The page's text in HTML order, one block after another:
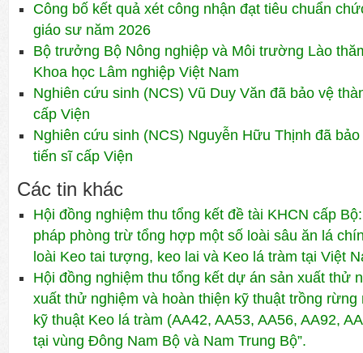
Công bố kết quả xét công nhận đạt tiêu chuẩn
giáo sư năm 2026
Bộ trưởng Bộ Nông nghiệp và Môi trường Lào
Khoa học Lâm nghiệp Việt Nam
Nghiên cứu sinh (NCS) Vũ Duy Văn đã bảo vệ
cấp Viện
Nghiên cứu sinh (NCS) Nguyễn Hữu Thịnh đã
tiến sĩ cấp Viện
Các tin khác
Hội đồng nghiệm thu tổng kết đề tài KHCN cấp
pháp phòng trừ tổng hợp một số loài sâu ăn lá
loài Keo tai tượng, keo lai và Keo lá tràm tại Việt
Hội đồng nghiệm thu tổng kết dự án sản xuất thử
xuất thử nghiệm và hoàn thiện kỹ thuật trồng rừng
kỹ thuật Keo lá tràm (AA42, AA53, AA56, AA92,
tại vùng Đông Nam Bộ và Nam Trung Bộ”.